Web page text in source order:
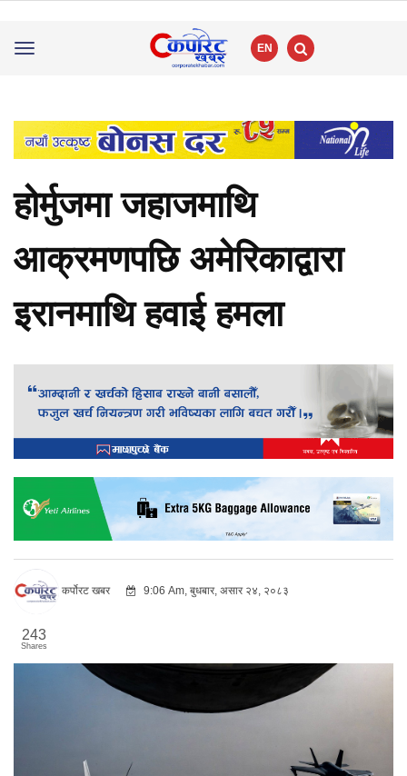
Toggle
EN
होर्मुजमा जहाजमाथि
आक्रमणपछि अमेरिकाद्वारा
इरानमाथि हवाई हमला
कर्पोरट खबर 9:06 Am, बुधबार, असार २४, २०८३
243
Shares